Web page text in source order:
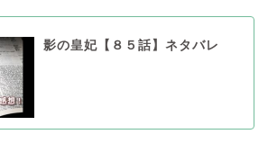
影の皇妃【８５話】ネタバレ